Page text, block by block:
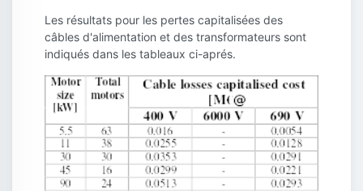
Les résultats pour les pertes capitalisées des
câbles d'alimentation et des transformateurs sont
indiqués dans les tableaux ci-aprés.